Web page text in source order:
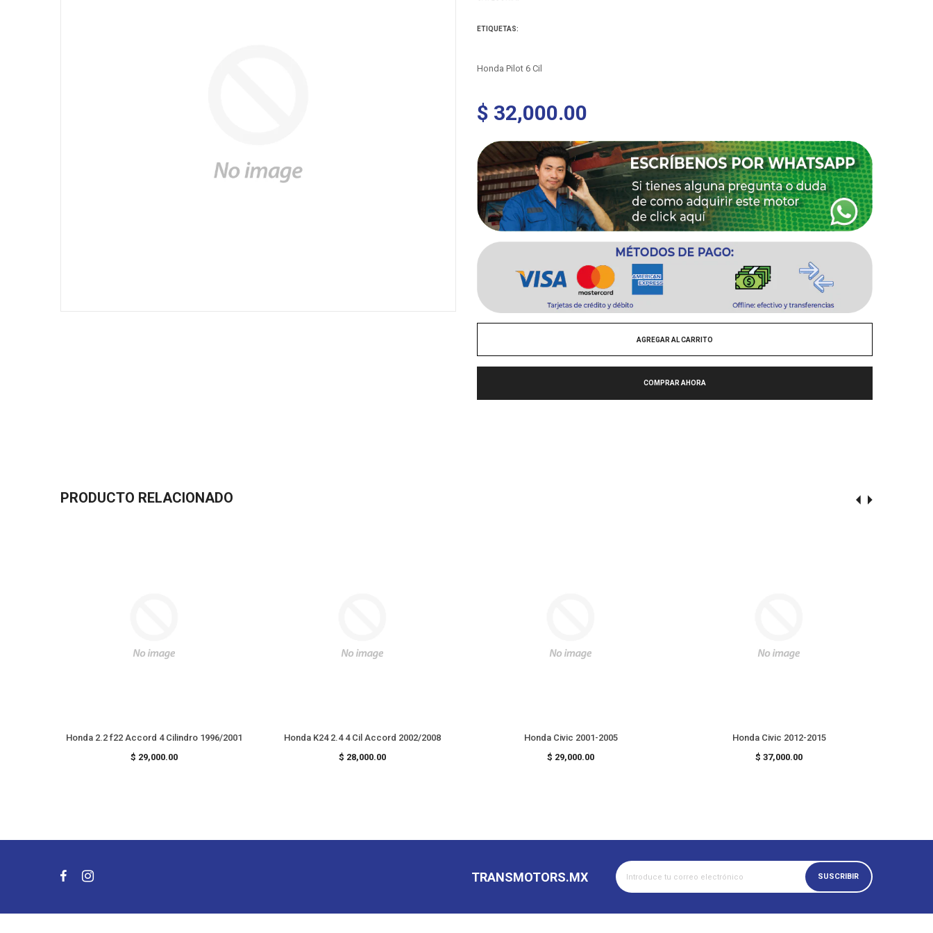
ETIQUETAS:
Honda Pilot 6 Cil
Precio
habitual
$ 32,000.00
AGREGAR AL CARRITO
COMPRAR AHORA
PRODUCTO RELACIONADO
Honda 2.2 f22 Accord 4 Cilindro 1996/2001
Precio
$ 29,000.00
Honda K24 2.4 4 Cil Accord 2002/2008
Precio
$ 28,000.00
Honda Civic 2001-2005
Precio
$ 29,000.00
Honda Civic 2012-2015
Precio
$ 37,000.00
TRANSMOTORS.MX SUSCRIBIR